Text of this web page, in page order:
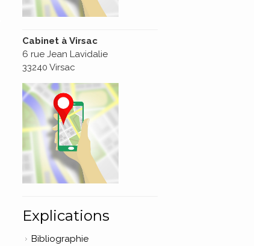
Cabinet à Virsac
6 rue Jean Lavidalie
33240 Virsac
Explications
Bibliographie